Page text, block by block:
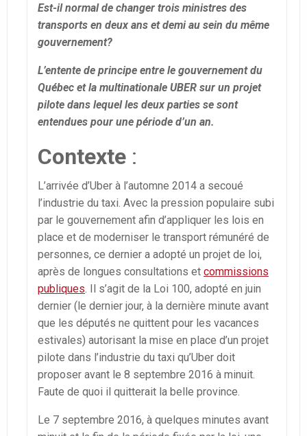
Est-il normal de changer trois ministres des
transports en deux ans et demi au sein du même
gouvernement?
L’entente de principe entre le gouvernement du
Québec et la multinationale UBER sur un projet
pilote dans lequel les deux parties se sont
entendues pour une période d’un an.
Contexte :
L’arrivée d’Uber à l’automne 2014 a secoué
l’industrie du taxi. Avec la pression populaire subi
par le gouvernement afin d’appliquer les lois en
place et de moderniser le transport rémunéré de
personnes, ce dernier a adopté un projet de loi,
après de longues consultations et commissions
publiques . Il s’agit de la Loi 100, adopté en juin
dernier (le dernier jour, à la dernière minute avant
que les députés ne quittent pour les vacances
estivales) autorisant la mise en place d’un projet
pilote dans l’industrie du taxi qu’Uber doit
proposer avant le 8 septembre 2016 à minuit.
Faute de quoi il quitterait la belle province.
Le 7 septembre 2016, à quelques minutes avant